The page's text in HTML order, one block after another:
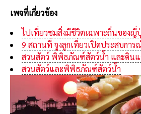
เพจที่เกี่ยวข้อง
ไปเที่ยวชมสิ่งมีชีวิตเฉพาะถิ่นของญี่
9 สถานที่ จูงลูกเที่ยวเปิดประสบการ
สวนสัตว์ พิพิธภัณฑ์สัตว์น้ำ และดินแ
สวนสัตว์และพิพิธภัณฑ์สัตว์น้ำ